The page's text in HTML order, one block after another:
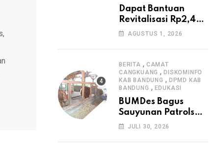
Dapat Bantuan
Revitalisasi Rp2,4
Miliar, SMPN 1
Masyarakat Sambut
Antusias
AGUSTUS 1, 2026
BERITA , CAMAT
CANGKUANG ,DISKOMINFO
KAB BANDUNG , DPMD KAB
BANDUNG , EDUKASI
BUMDes Bagus
Sauyunan Patrolsari
Alokasikan 20
untuk Ketahanan
JULI 30, 2026